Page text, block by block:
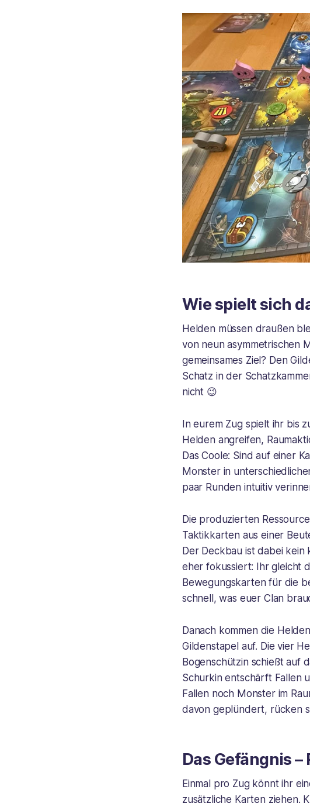
Wie spielt sich
Helden müssen draußen
von neun asymmetrischen
gemeinsames Ziel? Den
Schatz in der
nicht 😉
In eurem Zug spielt ihr bis
Helden angreifen,
Das Coole: Sind auf einer
Monster in
paar Runden intuitiv
Die produzierten
Taktikkarten aus einer
Der Deckbau ist dabei kein
eher fokussiert: Ihr gleicht
Bewegungskarten für die
schnell, was euer Clan
Danach kommen die
Gildenstapel auf. Die vier
Bogenschützin schießt auf
Schurkin entschärft Fallen
Fallen noch Monster im
davon geplündert, rücken
Das Gefängnis
Einmal pro Zug könnt ihr
zusätzliche Karten ziehen.